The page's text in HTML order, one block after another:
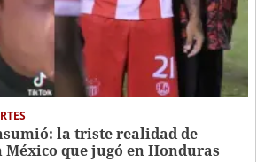
la triste realidad de
que jugó en Honduras